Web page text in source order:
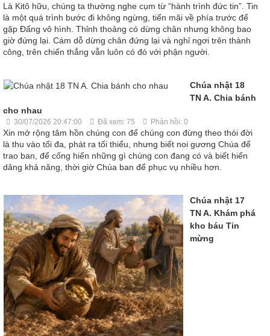
Là Kitô hữu, chúng ta thường nghe cụm từ “hành trình đức tin”. Tin
là một quá trình bước đi không ngừng, tiến mãi về phía trước để
gặp Đấng vô hình. Thỉnh thoảng có dừng chân nhưng không bao
giờ đứng lại. Cám dỗ dừng chân đứng lại và nghỉ ngơi trên thành
công, trên chiến thắng vẫn luôn có đó với phận người.
Chúa nhật 18
TN A. Chia bánh
cho nhau
30/07/2026 20:47:00 Đã xem: 75 Phản hồi: 0
Xin mở rộng tâm hồn chúng con để chúng con đừng theo thói đời
là thu vào tối đa, phát ra tối thiểu, nhưng biết noi gương Chúa để
trao ban, để cống hiến những gì chúng con đang có và biết hiến
dâng khả năng, thời giờ Chúa ban để phục vụ nhiều hơn.
Chúa nhật 17
TN A. Khám phá
kho báu Tin
mừng